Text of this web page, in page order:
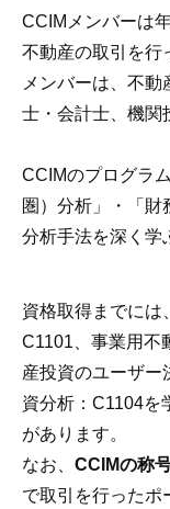
CCIMメンバーは
不動産の取引を行
メンバーは、不
士・会計士、機関
CCIMのプログラ
圏）分析」・「財
分析手法を深く学
資格取得までには
C1101、事業用不
産投資のユーザー
資分析：C1104を
があります。
なお、 CCIMの称
で取引を行ったポ